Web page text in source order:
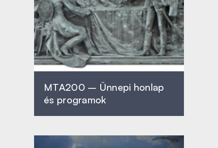
MTA200 – Ünnepi honlap
és programok